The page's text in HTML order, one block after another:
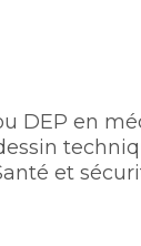
DEP en
et